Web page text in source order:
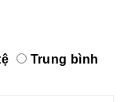
Trung bình